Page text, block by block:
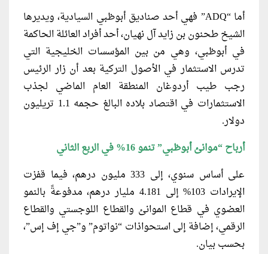
أما “ADQ” فهي أحد صناديق أبوظبي السيادية، ويديرها
الشيخ طحنون بن زايد آل نهيان، أحد أفراد العائلة الحاكمة
في أبوظبي، وهي من بين المؤسسات الخليجية التي
تدرس الاستثمار في الأصول التركية بعد أن زار الرئيس
رجب طيب أردوغان المنطقة العام الماضي لجذب
الاستثمارات في اقتصاد بلاده البالغ حجمه 1.1 تريليون
دولار.
أرباح “موانئ أبوظبي” تنمو 16% في الربع الثاني
على أساس سنوي، إلى 333 مليون درهم، فيما قفزت
الإيرادات 103% إلى 4.181 مليار درهم، مدفوعةً بالنمو
العضوي في قطاع الموانئ والقطاع اللوجستي والقطاع
الرقمي، إضافة إلى استحواذات “نواتوم” و”جي إف إس”،
بحسب بيان.